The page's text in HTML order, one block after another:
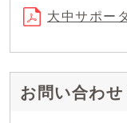
大中サポー
お問い合わせ